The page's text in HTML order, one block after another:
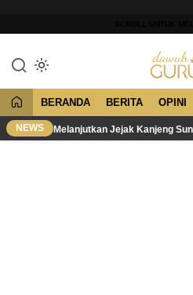
konten
Dawuh
Merawat Tradisi,
BERANDA BERITA OPINI
NEWS Melanjutkan Jejak Kanjeng